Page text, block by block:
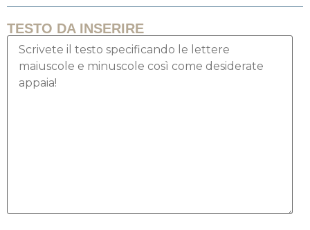
TESTO DA INSERIRE